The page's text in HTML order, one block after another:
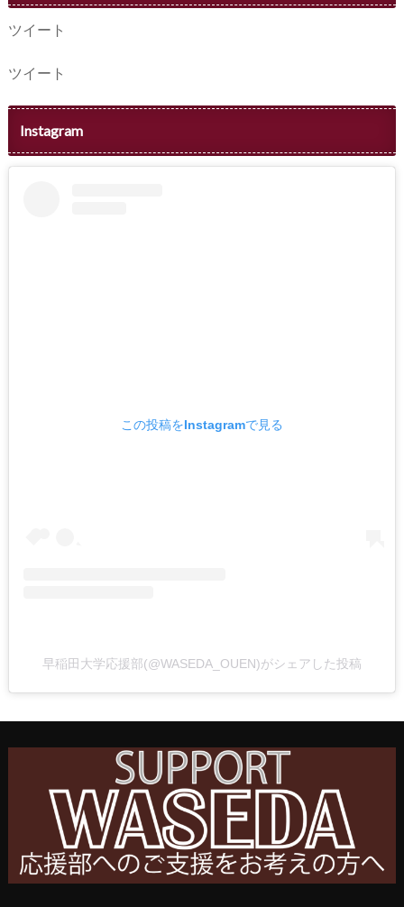
ツイート
ツイート
Instagram
この投稿をInstagramで見る
早稲田大学応援部(@WASEDA_OUEN)がシェアした投稿